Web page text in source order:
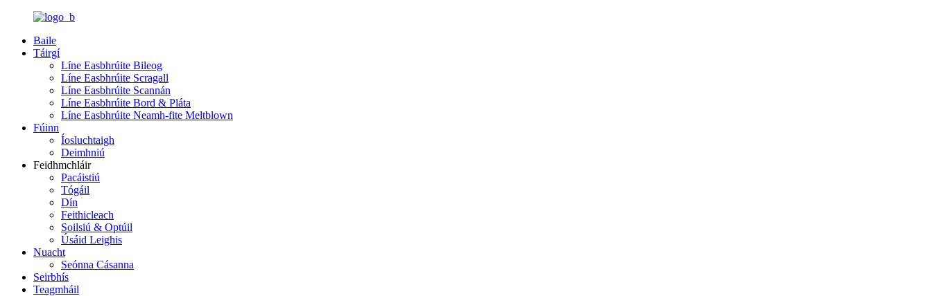
Baile
Táirgí
Líne Easbhrúite Bileog
Líne Easbhrúite Scragall
Líne Easbhrúite Scannán
Líne Easbhrúite Bord & Pláta
Líne Easbhrúite Neamh-fite Meltblown
Fúinn
Íosluchtaigh
Deimhniú
Feidhmchláir
Pacáistiú
Tógáil
Dín
Feithicleach
Soilsiú & Optúil
Úsáid Leighis
Nuacht
Seónna Cásanna
Seirbhís
Teagmháil